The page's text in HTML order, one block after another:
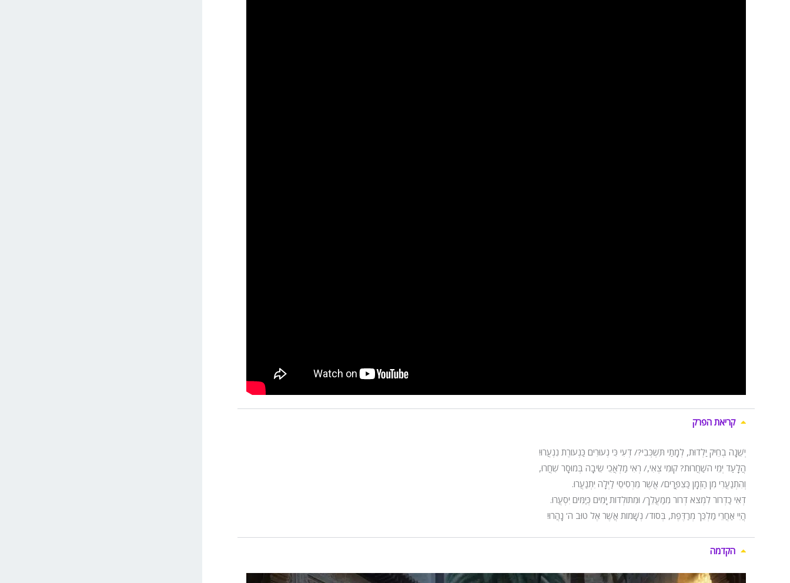
קריאת הפרק
יְשֵׁנָה בְחֵיק יַלְדוּת, לְמָתַי תִּשְׁכְּבִי?/ דְעִי כִּי נְעוּרִים כַּנְעוֹרֶת נִנְעֲרוּ!
הֲלָעַד יְמֵי השַׁחֲרוּת? קוּמִי צְאִי,/ רְאִי מַלְאֲכֵי שֵׂיבָה בְּמוּסָר שִׁחֲרוּ,
וְהִתְנַעֲרִי מִן הַזְמָן כַּצִפֳּרִים/ אֲשֶׁר מֵרְסִיסֵי לַיְלָה יִתְנַעֲרוּ.
דְאִי כַדְרוֹר לִמְצֹא דְרוֹר מִמַעֲלֵךְ/ וּמִתוֹלְדוֹת יָמִים כְּיַמִּים יִסְעֲרוּ.
הֲיִי אַחֲרֵי מַלְכֵּך מְרַדֶּפֶת, בְּסוֹד/ נְשָׁמוֹת אֲשֶׁר אֶל טוּב ה’ נָהֲרוּ!
הקדמה